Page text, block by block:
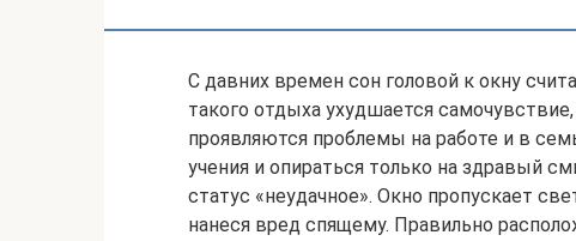
С давних времен сон головой к окну
такого отдыха ухудшается
проявляются проблемы на работе и в
учения и опираться только на здравый
статус «неудачное». Окно пропускает
нанеся вред спящему. Правильно